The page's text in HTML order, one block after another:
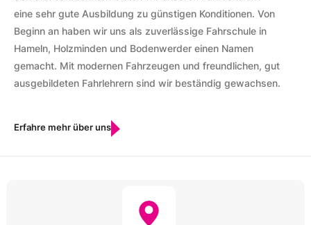
eine sehr gute Ausbildung zu günstigen Konditionen. Von
Beginn an haben wir uns als zuverlässige Fahrschule in
Hameln, Holzminden und Bodenwerder einen Namen
gemacht. Mit modernen Fahrzeugen und freundlichen, gut
ausgebildeten Fahrlehrern sind wir beständig gewachsen.
Erfahre mehr über uns